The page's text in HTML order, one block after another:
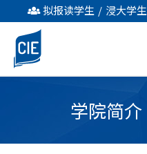
我
们
的
拟报读学生 / 浸大学生
学院简介